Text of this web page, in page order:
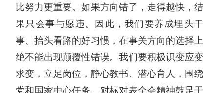
比努力更重要。如果方向错了，走得越快，结
果只会事与愿违。因此，我们要养成埋头干
事、抬头看路的好习惯，在事关方向的选择上
绝不能出现颠覆性错误。我们要积极识变应变
求变，立足岗位，静心教书、潜心育人，围绕
党和国家中心任务、对标对表全会精神鼓足干